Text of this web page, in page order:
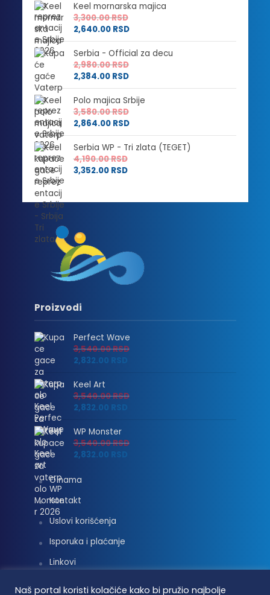
Keel mornarska majica
3,300.00RSD
2,640.00 RSD
Serbia - Official za decu
2,980.00RSD
2,384.00 RSD
Polo majica Srbije
3,580.00RSD
2,864.00 RSD
Serbia WP - Tri zlata (TEGET)
4,190.00RSD
3,352.00 RSD
Proizvodi
Perfect Wave
3,540.00RSD
2,832.00 RSD
Keel Art
3,540.00RSD
2,832.00 RSD
WP Monster
3,540.00RSD
2,832.00 RSD
O nama
Kontakt
Uslovi korišćenja
Isporuka i plaćanje
Linkovi
Naš portal koristi kolačiće kako bi pružio najbolje